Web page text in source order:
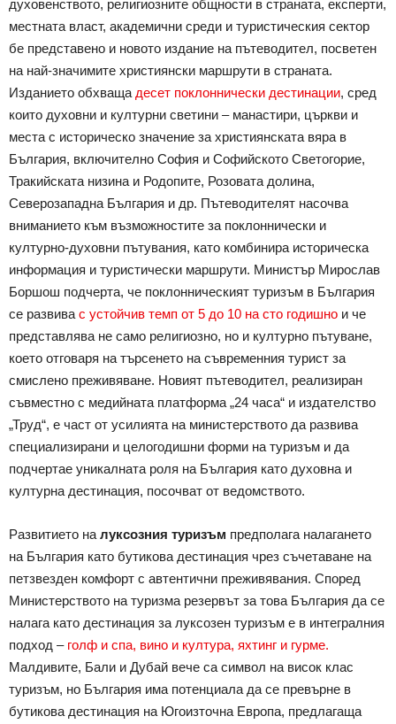
духовенството, религиозните общности в страната, експерти,
местната власт, академични среди и туристическия сектор
бе представено и новото издание на пътеводител, посветен
на най-значимите християнски маршрути в страната.
Изданието обхваща десет поклоннически дестинации, сред
които духовни и културни светини – манастири, църкви и
места с историческо значение за християнската вяра в
България, включително София и Софийското Светогорие,
Тракийската низина и Родопите, Розовата долина,
Северозападна България и др. Пътеводителят насочва
вниманието към възможностите за поклоннически и
културно-духовни пътувания, като комбинира историческа
информация и туристически маршрути. Министър Мирослав
Боршош подчерта, че поклонническият туризъм в България
се развива с устойчив темп от 5 до 10 на сто годишно и че
представлява не само религиозно, но и културно пътуване,
което отговаря на търсенето на съвременния турист за
смислено преживяване. Новият пътеводител, реализиран
съвместно с медийната платформа „24 часа“ и издателство
„Труд“, е част от усилията на министерството да развива
специализирани и целогодишни форми на туризъм и да
подчертае уникалната роля на България като духовна и
културна дестинация, посочват от ведомството.
Развитието на луксозния туризъм предполага налагането
на България като бутикова дестинация чрез съчетаване на
петзвезден комфорт с автентични преживявания. Според
Министерството на туризма резервът за това България да се
налага като дестинация за луксозен туризъм е в интегралния
подход – голф и спа, вино и култура, яхтинг и гурме.
Малдивите, Бали и Дубай вече са символ на висок клас
туризъм, но България има потенциала да се превърне в
бутикова дестинация на Югоизточна Европа, предлагаща